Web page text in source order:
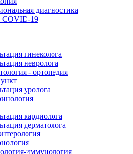
диагностика
COVID-19
гинеколога
невролога
- ортопедия
уролога
кардиолога
дерматолога
иммунология